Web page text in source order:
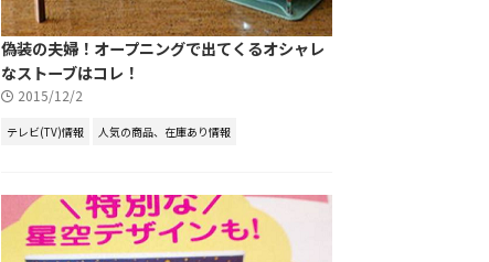
偽装の夫婦！オープニングで出てくるオシャレ
なストーブはコレ！
2015/12/2
テレビ(TV)情報 人気の商品、在庫あり情報